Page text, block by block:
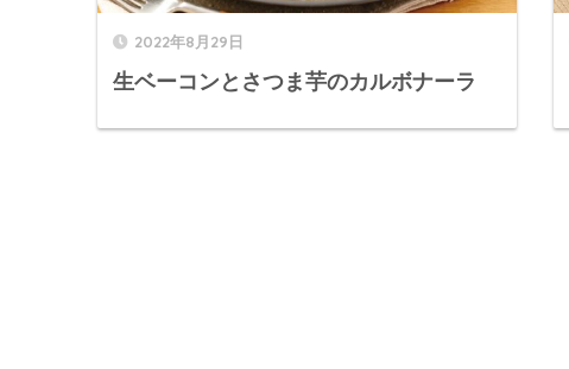
2022年8月29日
生ベーコンとさつま芋のカルボナーラ